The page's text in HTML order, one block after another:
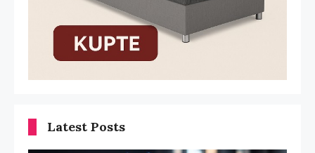
Latest Posts